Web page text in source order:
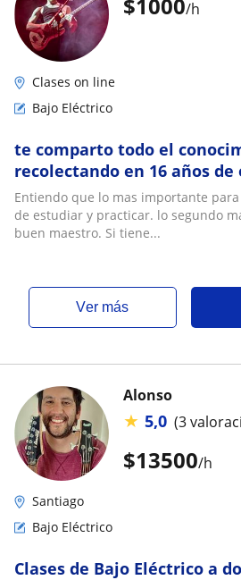
/h
Clases on line
Bajo Eléctrico
te comparto todo el
recolectando en 16 años
tocando, grabando y dando
Entiendo que lo mas importante
de estudiar y practicar. lo segundo
buen maestro. Si tiene...
ver más
$13500/h
Alonso
★ 5,0 (3
Santiago
Bajo Eléctrico
Clases de Bajo Eléctrico a